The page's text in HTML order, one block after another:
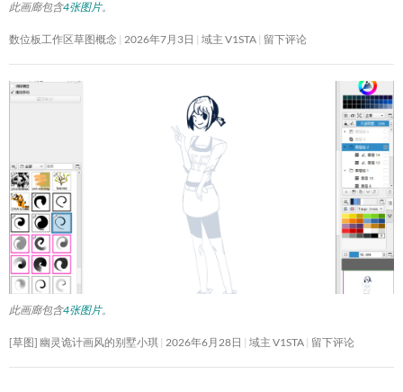
此画廊包含4张图片。
数位板工作区草图概念 2026年7月3日 域主 V1STA 留下评论
此画廊包含4张图片。
[草图] 幽灵诡计画风的别墅小琪 2026年6月28日 域主 V1STA 留下评论